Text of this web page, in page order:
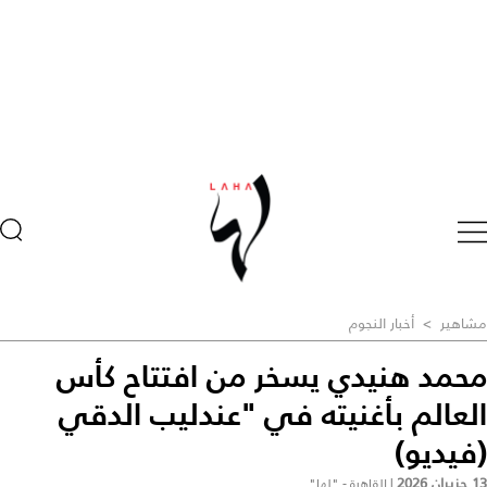
مشاهير > أخبار النجوم
محمد هنيدي يسخر من افتتاح كأس
العالم بأغنيته في "عندليب الدقي
(فيديو)